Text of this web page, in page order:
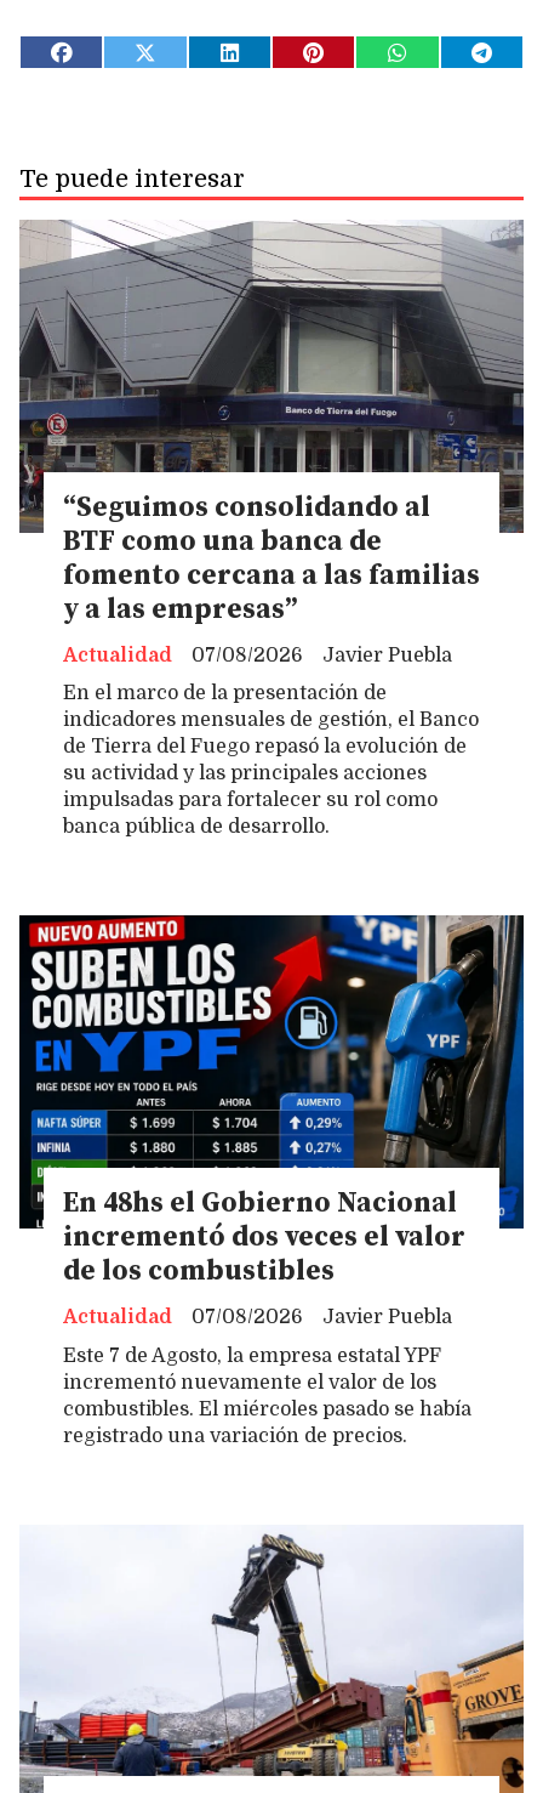
Te puede interesar
“Seguimos consolidando al
BTF como una banca de
fomento cercana a las familias
y a las empresas”
Javier Puebla
Actualidad
07/08/2026
En el marco de la presentación de
indicadores mensuales de gestión, el Banco
de Tierra del Fuego repasó la evolución de
su actividad y las principales acciones
impulsadas para fortalecer su rol como
banca pública de desarrollo.
En 48hs el Gobierno Nacional
incrementó dos veces el valor
de los combustibles
Javier Puebla
Actualidad
07/08/2026
Este 7 de Agosto, la empresa estatal YPF
incrementó nuevamente el valor de los
combustibles. El miércoles pasado se había
registrado una variación de precios.